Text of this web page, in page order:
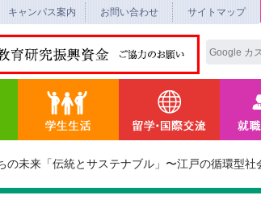
キャンパス案内 お問い合わせ サイトマップ
の未来「伝統とサステナブル」〜江戸の循環型社